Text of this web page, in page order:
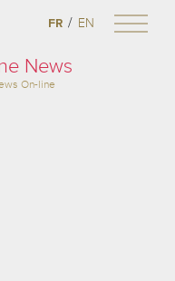
News
On-line
FR / EN